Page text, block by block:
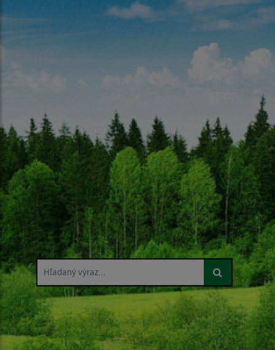
Hľadaný výraz...